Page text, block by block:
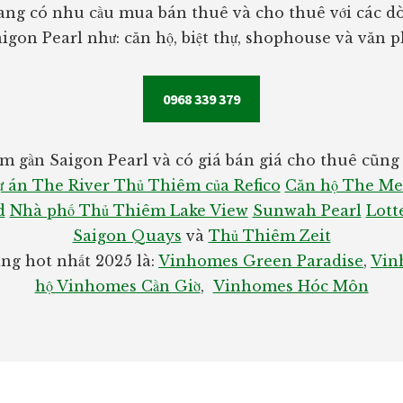
có nhu cầu mua bán thuê và cho thuê với các
Pearl như: căn hộ, biệt thự, shophouse và văn
0968 339 379
gần Saigon Pearl và có giá bán giá cho thuê
án The River Thủ Thiêm của Refico Căn hộ The
Nhà phố Thủ Thiêm Lake View Sunwah Pearl
Saigon Quays và Thủ Thiêm Zeit
hot nhất 2025 là: Vinhomes Green Paradise,
hộ Vinhomes Cần Giờ, Vinhomes Hóc Môn